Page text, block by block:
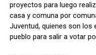
proyectos para luego
casa y comuna por
Juventud, quienes son los
pueblo para salir a votar